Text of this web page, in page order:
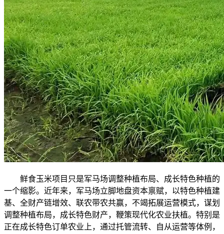
鲜食玉米项目只是军马场调整种植布局、成长特色种植的
一个缩影。近年来，军马场立脚地盘资本禀赋，以特色种植建
基、全财产链增效、联农带农共赢，不竭拓展运营模式，谋划
调整种植布局，成长特色财产，鞭策现代化农业扶植。特别是
正在成长特色订单农业上，通过托管流转、自从运营等体例，